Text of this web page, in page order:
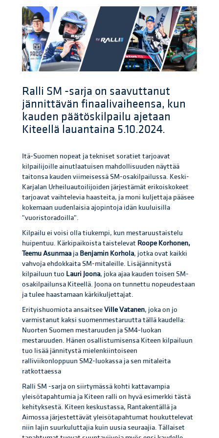
Ralli SM -sarja on saavuttanut
jännittävän finaalivaiheensa, kun
kauden päätöskilpailu ajetaan
Kiteellä lauantaina 5.10.2024.
Itä-Suomen nopeat ja tekniset soratiet tarjoavat
kilpailijoille ainutlaatuisen mahdollisuuden näyttää
taitonsa kauden viimeisessä SM-osakilpailussa. Keski-
Karjalan Urheiluautoilijoiden järjestämät erikoiskokeet
tarjoavat vaihtelevia haasteita, ja moni kuljettaja pääsee
kokemaan uudenlaisia ajopintoja idän kuuluisilla
"vuoristoradoilla".
Kilpailu ei voisi olla tiukempi, kun mestaruustaistelu
huipentuu. Kärkipaikoista taistelevat Roope Korhonen,
Teemu Asunmaa ja Benjamin Korhola, jotka ovat kaikki
vahvoja ehdokkaita SM-mitaleille. Lisäjännitystä
kilpailuun tuo Lauri Joona, joka ajaa kauden toisen SM-
osakilpailunsa Kiteellä. Joona on tunnettu nopeudestaan
ja tulee haastamaan kärkikuljettajat.
Erityishuomiota ansaitseeVille Vatanen, joka on jo
varmistanut kaksi suomenmestaruutta tällä kaudella:
Nuorten Suomen mestaruuden ja SM4-luokan
mestaruuden. Hänen osallistumisensa Kiteen kilpailuun
tuo lisää jännitystä mielenkiintoiseen
ralliviikonloppuun SM2-luokassa ja sen mitaleita
ratkottaessa
Ralli SM -sarja on siirtymässä kohti kattavampia
yleisötapahtumia ja Kiteen ralli on hyvä esimerkki tästä
kehityksestä. Kiteen keskustassa, Rantakentällä ja
Aimossa järjestettävät yleisötapahtumat houkuttelevat
niin lajin suurkuluttajia kuin uusia seuraajia. Tällaiset